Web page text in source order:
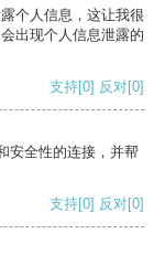
个人信息，这让我很
出现个人信息泄露的
支持[0] 反对[0]
安全性的连接，并帮
支持[0] 反对[0]